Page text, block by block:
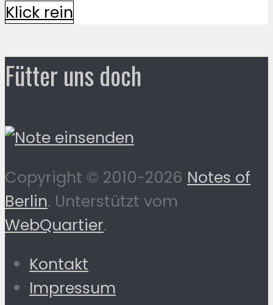
Klick rein
Fütter uns doch
Copyright © 2010-2026 Notes of
Berlin. Unterstützt vom
WebQuartier.
Kontakt
Impressum